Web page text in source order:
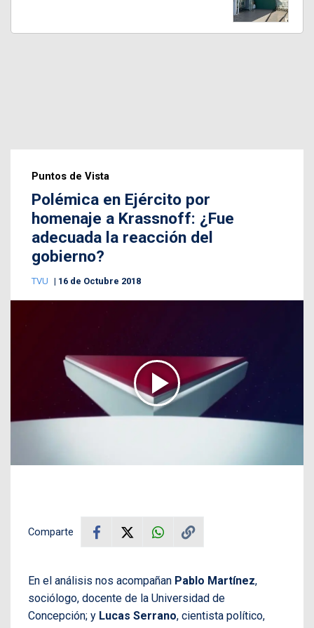
Puntos de Vista
Polémica en Ejército por
homenaje a Krassnoff: ¿Fue
adecuada la reacción del
gobierno?
TVU 16 de Octubre 2018
Comparte
En el análisis nos acompañan Pablo Martínez,
sociólogo, docente de la Universidad de
Concepción; y Lucas Serrano, cientista político,